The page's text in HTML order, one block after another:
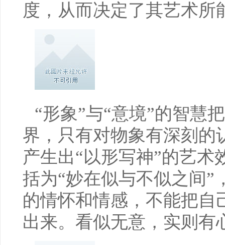
度，从而决定了其艺术所
“形象”与“意境”的智慧
界，只有对物象有深刻的
产生出“以形写神”的艺
括为“妙在似与不似之间”
的情怀和情感，不能把自
出来。看似无意，实则有